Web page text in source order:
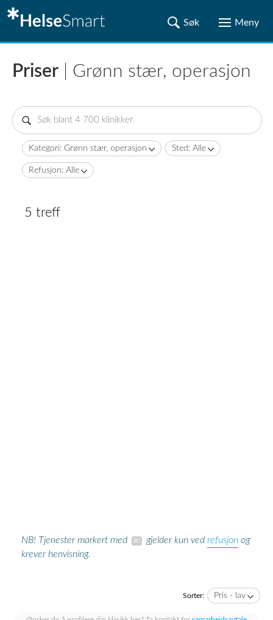
Priser | Grønn stær, operasjon
Kategori: Grønn stær, operasjon Sted: Alle
Refusjon: Alle
5 treff
NB! Tjenester markert med gjelder kun ved refusjon og
krever henvisning.
Sorter: Pris - lav